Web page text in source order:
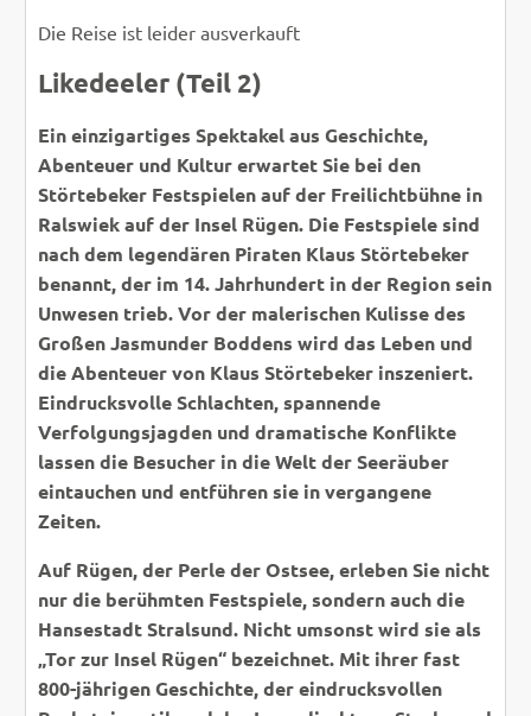
Die Reise ist leider ausverkauft
Likedeeler (Teil 2)
Ein einzigartiges Spektakel aus Geschichte,
Abenteuer und Kultur erwartet Sie bei den
Störtebeker Festspielen auf der Freilichtbühne in
Ralswiek auf der Insel Rügen. Die Festspiele sind
nach dem legendären Piraten Klaus Störtebeker
benannt, der im 14. Jahrhundert in der Region sein
Unwesen trieb. Vor der malerischen Kulisse des
Großen Jasmunder Boddens wird das Leben und
die Abenteuer von Klaus Störtebeker inszeniert.
Eindrucksvolle Schlachten, spannende
Verfolgungsjagden und dramatische Konflikte
lassen die Besucher in die Welt der Seeräuber
eintauchen und entführen sie in vergangene
Zeiten.
Auf Rügen, der Perle der Ostsee, erleben Sie nicht
nur die berühmten Festspiele, sondern auch die
Hansestadt Stralsund. Nicht umsonst wird sie als
„Tor zur Insel Rügen“ bezeichnet. Mit ihrer fast
800-jährigen Geschichte, der eindrucksvollen